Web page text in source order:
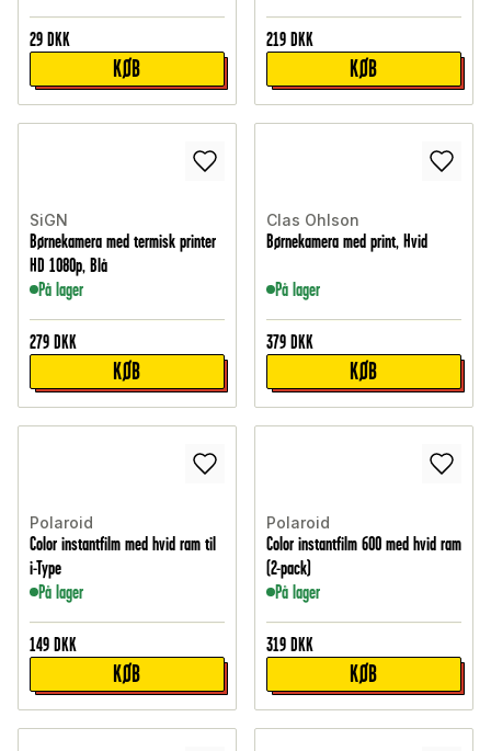
29 DKK
KØB
219 DKK
KØB
SiGN
Børnekamera med termisk printer
HD 1080p, Blå
På lager
279 DKK
KØB
Clas Ohlson
Børnekamera med print, Hvid
På lager
379 DKK
KØB
Polaroid
Color instantfilm med hvid ram til
i-Type
På lager
149 DKK
KØB
Polaroid
Color instantfilm 600 med hvid ram
(2-pack)
På lager
319 DKK
KØB